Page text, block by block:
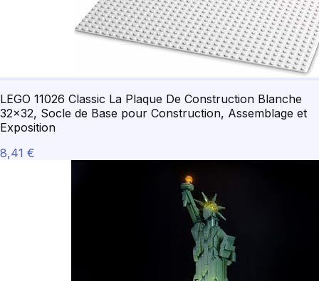
LEGO 11026 Classic La Plaque De Construction Blanche
32x32, Socle de Base pour Construction, Assemblage et
Exposition
8,41 €